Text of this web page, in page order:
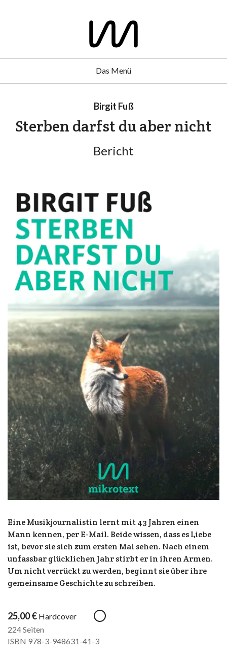
Das Menü
Birgit Fuß
Sterben darfst du aber nicht
Bericht
Eine Musikjournalistin lernt mit 43 Jahren einen
Mann kennen, per E-Mail. Beide wissen, dass es Liebe
ist, bevor sie sich zum ersten Mal sehen. Nach einem
unfassbar glücklichen Jahr stirbt er in ihren Armen.
Um nicht verrückt zu werden, beginnt sie über ihre
gemeinsame Geschichte zu schreiben.
25,00€ Hardcover
224 Seiten
ISBN 978-3-948631-41-3